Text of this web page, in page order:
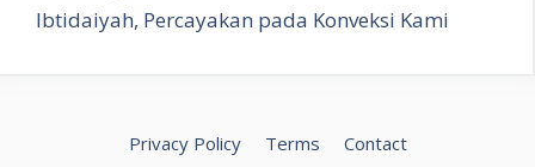
Ibtidaiyah, Percayakan pada Konveksi Kami
Privacy Policy Terms Contact